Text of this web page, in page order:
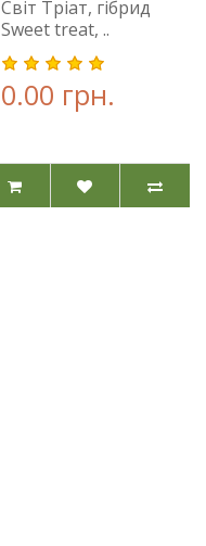
Світ Тріат, гібрид
Sweet treat, ..
0.00 грн.